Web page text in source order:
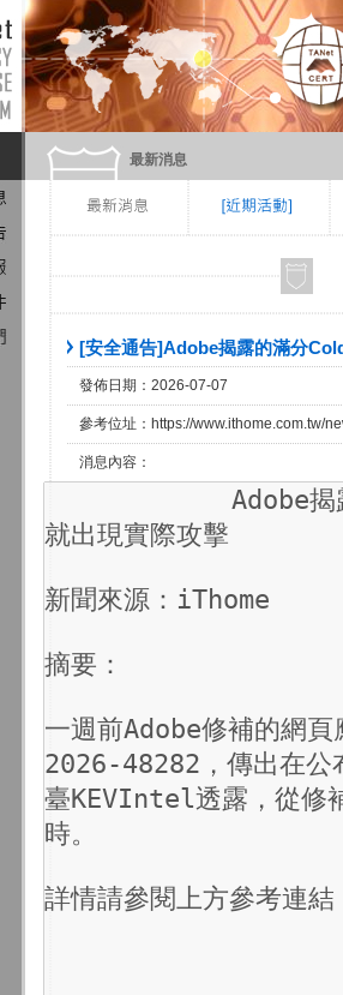
最新消息
[安全通告]Adobe揭露的滿分
發佈日期：2026-07-07
參考位址：https://www.ithome.com.tw/
消息內容：